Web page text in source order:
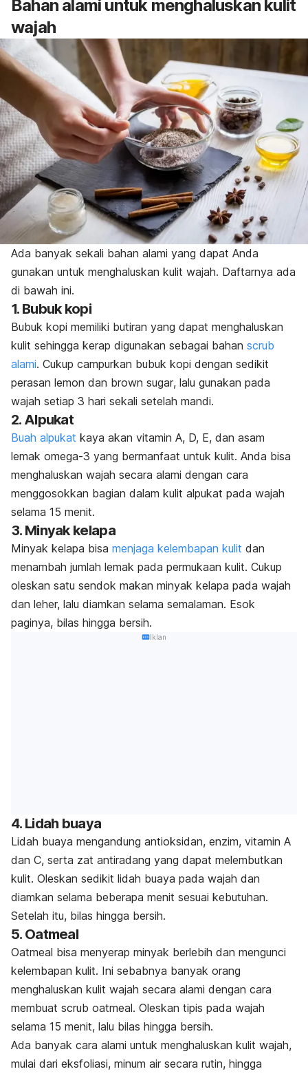
Bahan alami untuk menghaluskan kulit
wajah
Ada banyak sekali bahan alami yang dapat Anda
gunakan untuk menghaluskan kulit wajah. Daftarnya ada
di bawah ini.
1. Bubuk kopi
Bubuk kopi memiliki butiran yang dapat menghaluskan
kulit sehingga kerap digunakan sebagai bahan scrub
alami. Cukup campurkan bubuk kopi dengan sedikit
perasan lemon dan brown sugar, lalu gunakan pada
wajah setiap 3 hari sekali setelah mandi.
2. Alpukat
Buah alpukat kaya akan vitamin A, D, E, dan asam
lemak omega-3 yang bermanfaat untuk kulit. Anda bisa
menghaluskan wajah secara alami dengan cara
menggosokkan bagian dalam kulit alpukat pada wajah
selama 15 menit.
3. Minyak kelapa
Minyak kelapa bisa menjaga kelembapan kulit dan
menambah jumlah lemak pada permukaan kulit. Cukup
oleskan satu sendok makan minyak kelapa pada wajah
dan leher, lalu diamkan selama semalaman. Esok
paginya, bilas hingga bersih.
Iklan
4. Lidah buaya
Lidah buaya mengandung antioksidan, enzim, vitamin A
dan C, serta zat antiradang yang dapat melembutkan
kulit. Oleskan sedikit lidah buaya pada wajah dan
diamkan selama beberapa menit sesuai kebutuhan.
Setelah itu, bilas hingga bersih.
5. Oatmeal
Oatmeal bisa menyerap minyak berlebih dan mengunci
kelembapan kulit. Ini sebabnya banyak orang
menghaluskan kulit wajah secara alami dengan cara
membuat scrub oatmeal. Oleskan tipis pada wajah
selama 15 menit, lalu bilas hingga bersih.
Ada banyak cara alami untuk menghaluskan kulit wajah,
mulai dari eksfoliasi, minum air secara rutin, hingga